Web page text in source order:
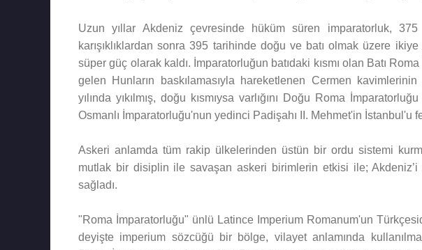
Uzun yıllar Akdeniz çevresinde hüküm süren imparatorluk,
karışıklıklardan sonra 395 tarihinde doğu ve batı olmak üzere ikiye
süper güç olarak kaldı. İmparatorluğun batıdaki kısmı olan Batı
gelen Hunların baskılamasıyla hareketlenen Cermen
yılında yıkılmış, doğu kısmıysa varlığını Doğu Roma
Osmanlı İmparatorluğu'nun yedinci Padişahı II. Mehmet'in İstanbul'u
Askeri anlamda tüm rakip ülkelerinden üstün bir ordu sistemi
mutlak bir disiplin ile savaşan askeri birimlerin etkisi ile;
sağladı.
"Roma İmparatorluğu" ünlü Latince Imperium Romanum'un
deyişte imperium sözcüğü bir bölge, vilayet anlamında